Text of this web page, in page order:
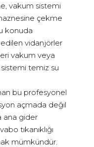
vakum sistemi
çekme
konuda
vidanjörler
vakum veya
temiz su
bu profesyonel
açmada değil
ana gider
tıkanıklığı
mümkündür.